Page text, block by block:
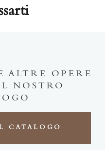
ALTRE OPERE
NOSTRO
CATALOGO